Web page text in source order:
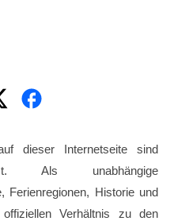
dieser Internetseite sind
Als unabhängige
Ferienregionen, Historie und
Verhältnis zu den